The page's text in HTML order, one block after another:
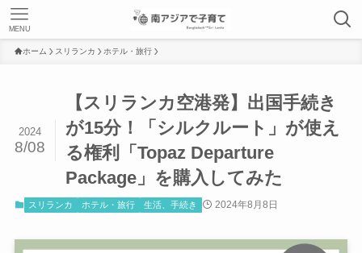
MENU
ホーム スリランカ ホテル・旅行
【スリランカ空港発】出国手続き
が15分！「シルクルート」が使え
る権利「Topaz Departure
Package」を購入してみた
2024
8/08
スリランカ ホテル・旅行 生活、手続き 2024年8月8日